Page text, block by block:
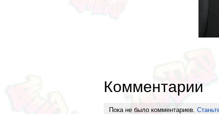
Комментарии
Пока не было комментариев.